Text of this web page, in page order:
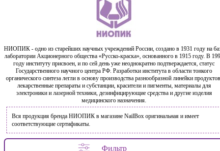
НИОПИК - одно из старейших научных учреждений России, создано в 1931 году на
лаборатории Акционерного общества «Русско-краска», основанного в 1915 году. В
году институту присвоен, и по сей день уже неоднократно подтверждается, статус
Государственного научного центра РФ. Разработки института в области тонкого
органического синтеза легли в основу производства разнообразной линейки
лекарственные препараты и субстанции, красители и пигменты, материалы для
электроники и лазерной техники, дезинфицирующие средства и другие изделия
медицинского назначения.
Вся продукция бренда НИОПИК в магазине NailBox оригинальная и имеет
соответствующие сертификаты.
Фильтр